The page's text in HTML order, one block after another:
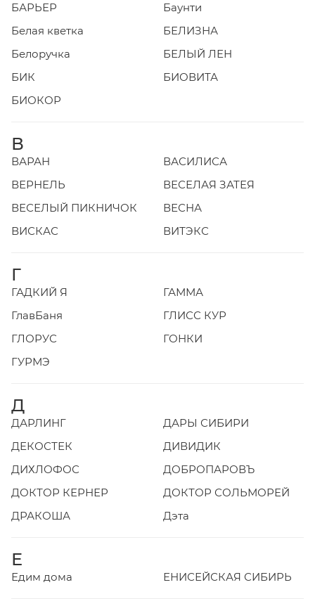
БАРЬЕР
Баунти
Белая кветка
БЕЛИЗНА
Белоручка
БЕЛЫЙ ЛЕН
БИК
БИОВИТА
БИОКОР
В
ВАРАН
ВАСИЛИСА
ВЕРНЕЛЬ
ВЕСЕЛАЯ ЗАТЕЯ
ВЕСЕЛЫЙ ПИКНИЧОК
ВЕСНА
ВИСКАС
ВИТЭКС
Г
ГАДКИЙ Я
ГАММА
ГлавБаня
ГЛИСС КУР
ГЛОРУС
ГОНКИ
ГУРМЭ
Д
ДАРЛИНГ
ДАРЫ СИБИРИ
ДЕКОСТЕК
ДИВИДИК
ДИХЛОФОС
ДОБРОПАРОВЪ
ДОКТОР КЕРНЕР
ДОКТОР СОЛЬМОРЕЙ
ДРАКОША
Дэта
Е
Едим дома ЕНИСЕЙСКАЯ СИБИРЬ